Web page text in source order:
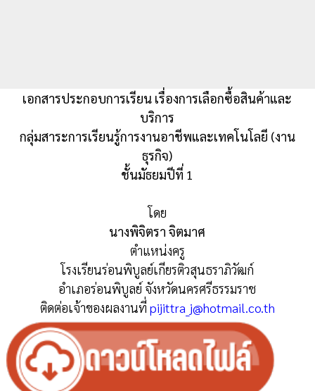
เอกสารประกอบการเรียน เรื่องการเลือกซื้อสินค้าและ
บริการ
กลุ่มสาระการเรียนรู้การงานอาชีพและเทคโนโลยี (งาน
ธุรกิจ)
ชั้นมัธยมปีที่ 1
โดย
นางพิจิตรา จิตมาศ
ตำแหน่งครู
โรงเรียนร่อนพิบูลย์เกียรติวสุนธราภิวัฒก์
อำเภอร่อนพิบูลย์ จังหวัดนครศรีธรรมราช
ติดต่อเจ้าของผลงานที่ pijittra_j@hotmail.co.th